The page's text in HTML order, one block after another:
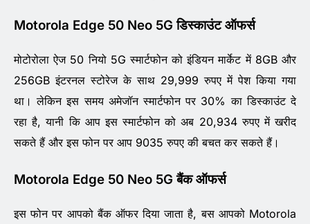
Motorola Edge 50 Neo 5G डिस्काउंट ऑफर्स
मोटोरोला ऐज 50 नियो 5G स्मार्टफोन को इंडियन मार्केट में 8GB और
256GB इंटरनल स्टोरेज के साथ 29,999 रुपए में पेश किया गया
था। लेकिन इस समय अमेजॉन स्मार्टफोन पर 30% का डिस्काउंट दे
रहा है, यानी कि आप इस स्मार्टफोन को अब 20,934 रुपए में खरीद
सकते हैं और इस फोन पर आप 9035 रुपए की बचत कर सकते हैं।
Motorola Edge 50 Neo 5G बैंक ऑफर्स
इस फोन पर आपको बैंक ऑफर दिया जाता है, बस आपको Motorola